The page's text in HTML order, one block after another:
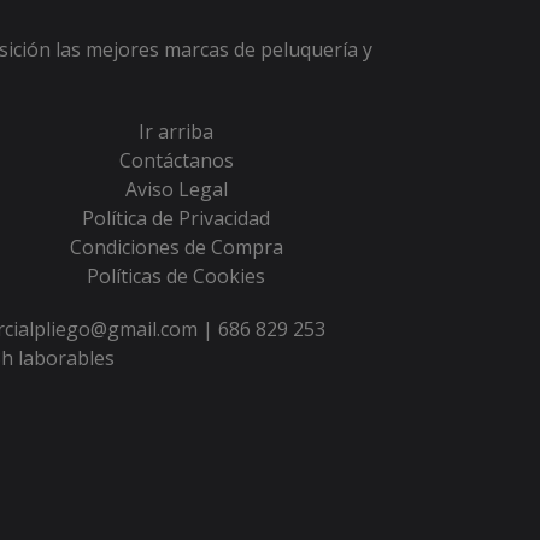
las mejores marcas de peluquería y
Ir arriba
Contáctanos
Aviso Legal
Política de Privacidad
Condiciones de Compra
Políticas de Cookies
|686 829 253
laborables